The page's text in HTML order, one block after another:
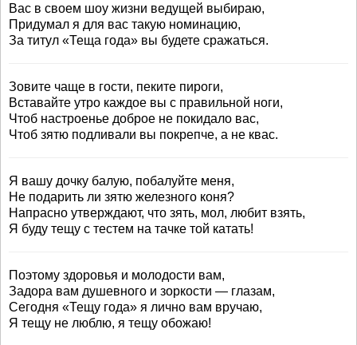
Вас в своем шоу жизни ведущей выбираю,
Придумал я для вас такую номинацию,
За титул «Теща года» вы будете сражаться.
Зовите чаще в гости, пеките пироги,
Вставайте утро каждое вы с правильной ноги,
Чтоб настроенье доброе не покидало вас,
Чтоб зятю подливали вы покрепче, а не квас.
Я вашу дочку балую, побалуйте меня,
Не подарить ли зятю железного коня?
Напрасно утверждают, что зять, мол, любит взять,
Я буду тещу с тестем на тачке той катать!
Поэтому здоровья и молодости вам,
Задора вам душевного и зоркости — глазам,
Сегодня «Тещу года» я лично вам вручаю,
Я тещу не люблю, я тещу обожаю!